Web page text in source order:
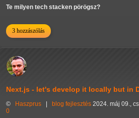
Te milyen tech stacken pörögsz?
3 hozzászólás
Next.js - let's develop it locally but in
© Haszprus blog fejlesztés 2024. máj 09.,
0